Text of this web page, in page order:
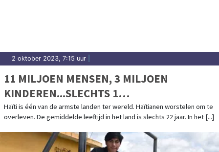
2 oktober 2023, 7:15 uur
11 MILJOEN MENSEN, 3 MILJOEN
KINDEREN...SLECHTS 1
KINDERZIEKENHUIS
Haïti is één van de armste landen ter wereld. Haïtianen worstelen om te
overleven. De gemiddelde leeftijd in het land is slechts 22 jaar. In het [...]